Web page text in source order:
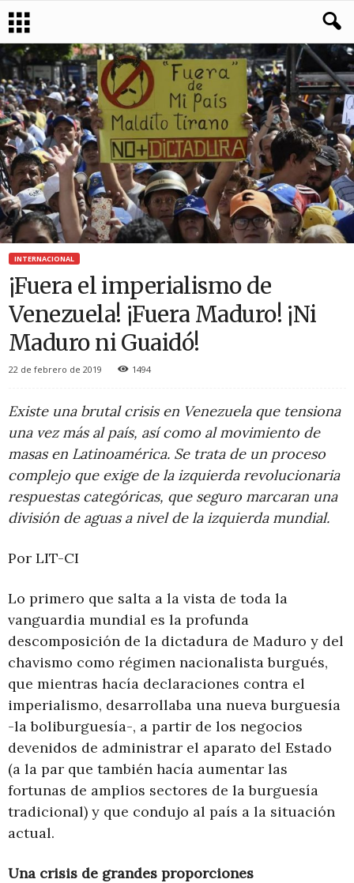
INTERNACIONAL
¡Fuera el imperialismo de
Venezuela! ¡Fuera Maduro! ¡Ni
Maduro ni Guaidó!
22 de febrero de 2019 1494
Existe una brutal crisis en Venezuela que tensiona
una vez más al país, así como al movimiento de
masas en Latinoamérica. Se trata de un proceso
complejo que exige de la izquierda revolucionaria
respuestas categóricas, que seguro marcaran una
división de aguas a nivel de la izquierda mundial.
Por LIT-CI
Lo primero que salta a la vista de toda la
vanguardia mundial es la profunda
descomposición de la dictadura de Maduro y del
chavismo como régimen nacionalista burgués,
que mientras hacía declaraciones contra el
imperialismo, desarrollaba una nueva burguesía
-la boliburguesía-, a partir de los negocios
devenidos de administrar el aparato del Estado
(a la par que también hacía aumentar las
fortunas de amplios sectores de la burguesía
tradicional) y que condujo al país a la situación
actual.
Una crisis de grandes proporciones